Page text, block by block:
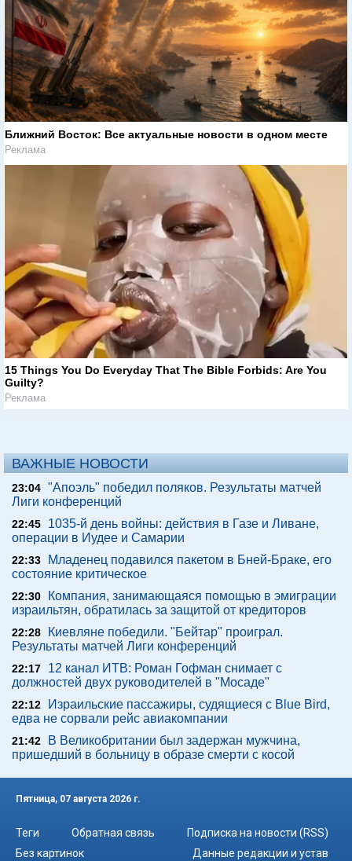
Ближний Восток: Все актуальные новости в одном месте
Реклама
15 Things You Do Everyday That The Bible Forbids: Are You
Guilty?
Реклама
ВАЖНЫЕ НОВОСТИ
23:04 "Апоэль" победил поляков. Результаты матчей
Лиги конференций
22:45
1035-й день войны: действия в Газе и Ливане,
операции в Иудее и Самарии
22:33
Младенец подавился пакетом в Бней-Браке, его
состояние критическое
22:30
Компания, занимающаяся помощью в эмиграции
израильтян, обратилась за защитой от кредиторов
22:28
Киевляне победили. "Бейтар" проиграл.
Результаты матчей Лиги конференций
22:17
12 канал ИТВ: Роман Гофман снимает с
должностей двух руководителей в "Мосаде"
22:12
Израильские пассажиры, судящиеся с Blue Bird,
едва не сорвали рейс авиакомпании
21:42
В Великобритании был задержан мужчина,
пришедший в больницу в образе смерти с косой
Пятница, 07 августа 2026 г.
Теги Обратная связь
Подписка на новости (RSS)
Без картинок
Данные редакции и устав